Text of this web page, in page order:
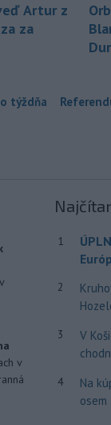
Artur z
za
týždňa
v
1
2
3
V
4
Na